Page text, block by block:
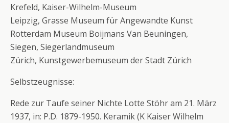
Krefeld, Kaiser-Wilhelm-Museum
Leipzig, Grasse Museum für Angewandte Kunst
Rotterdam Museum Boijmans Van Beuningen,
Siegen, Siegerlandmuseum
Zürich, Kunstgewerbemuseum der Stadt Zürich
Selbstzeugnisse:
Rede zur Taufe seiner Nichte Lotte Stöhr am 21. März
1937, in: P.D. 1879-1950. Keramik (K Kaiser Wilhelm